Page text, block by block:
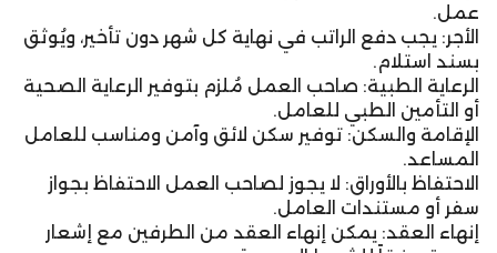
عمل.
الأجر: يجب دفع الراتب في نهاية كل شهر دون تأخير، ويُوثق
بسند استلام.
الرعاية الطبية: صاحب العمل مُلزم بتوفير الرعاية الصحية
أو التأمين الطبي للعامل.
الإقامة والسكن: توفير سكن لائق وآمن ومناسب للعامل
المساعد.
الاحتفاظ بالأوراق: لا يجوز لصاحب العمل الاحتفاظ بجواز
سفر أو مستندات العامل.
إنهاء العقد: يمكن إنهاء العقد من الطرفين مع إشعار